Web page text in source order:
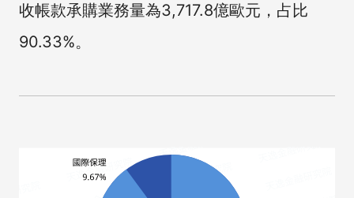
收帳款承購業務量為3,717.8億歐元，占比
90.33%。